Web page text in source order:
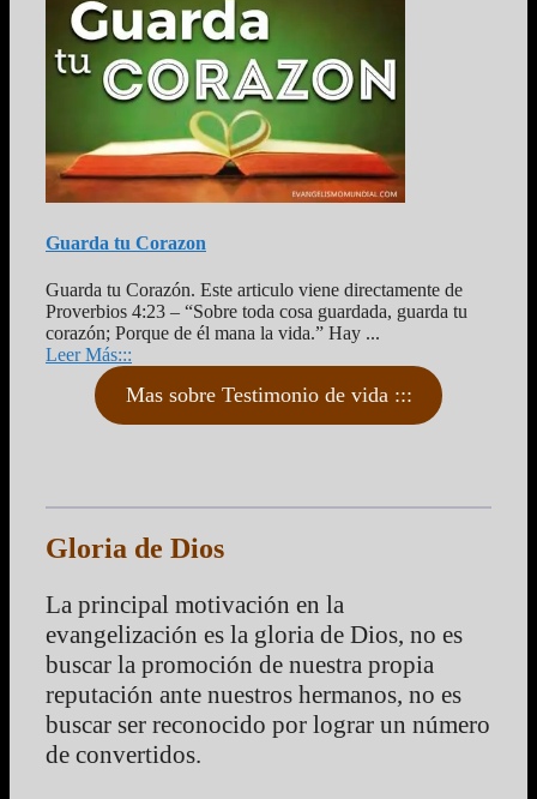
Guarda tu Corazon
Guarda tu Corazón. Este articulo viene directamente de
Proverbios 4:23 – “Sobre toda cosa guardada, guarda tu
corazón; Porque de él mana la vida.” Hay ...
Leer Más:::
Mas sobre Testimonio de vida :::
Gloria de Dios
La principal motivación en la
evangelización es la gloria de Dios, no es
buscar la promoción de nuestra propia
reputación ante nuestros hermanos, no es
buscar ser reconocido por lograr un número
de convertidos.